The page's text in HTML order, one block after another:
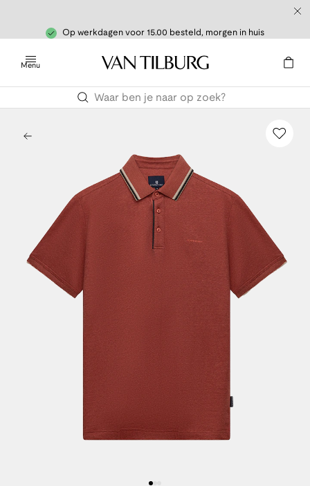
Op werkdagen voor 15.00 besteld, morgen in huis
Menu